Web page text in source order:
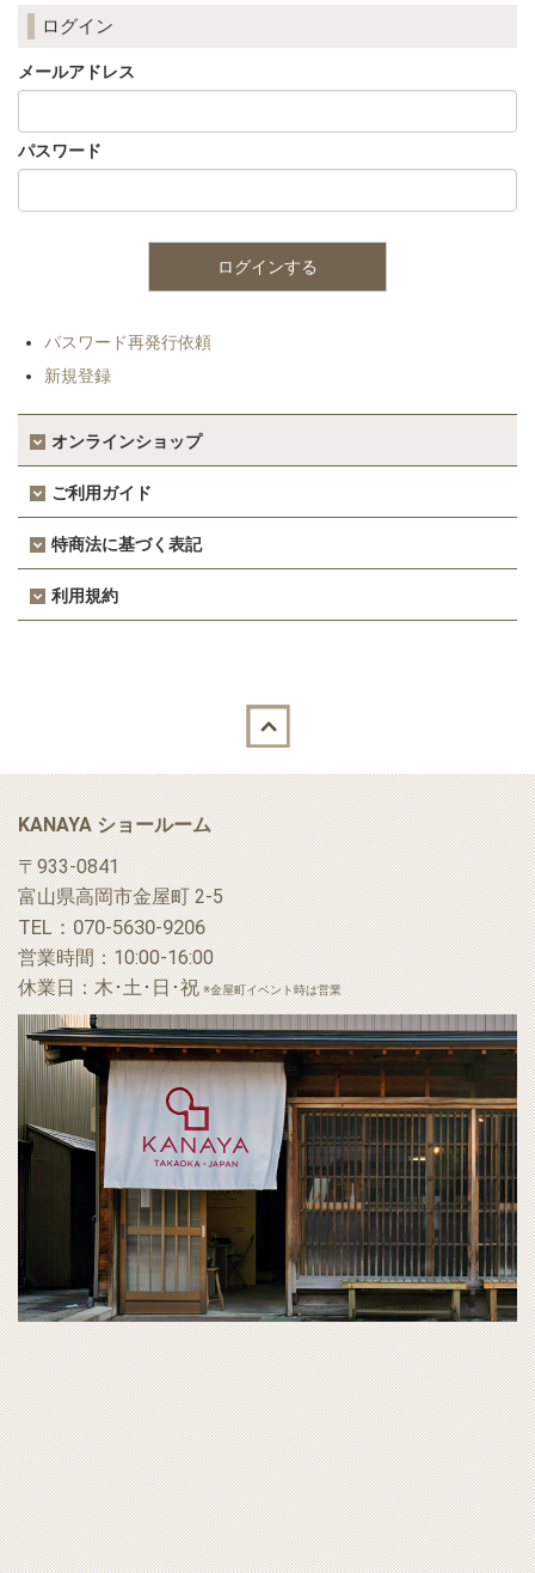
ログイン
メールアドレス
パスワード
パスワード再発行依頼
新規登録
オンラインショップ
ご利用ガイド
特商法に基づく表記
利用規約
KANAYA ショールーム
〒933-0841
富山県高岡市金屋町 2-5
TEL：070-5630-9206
営業時間：10:00-16:00
休業日：木･土･日･祝 ※金屋町イベント時は営業
Back to top